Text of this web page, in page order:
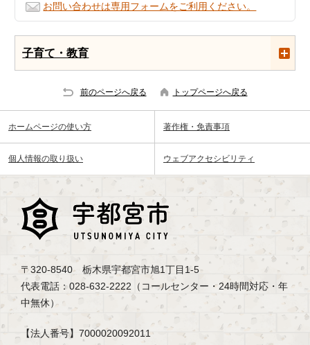
お問い合わせは専用フォームをご利用ください。
子育て・教育
前のページへ戻る トップページへ戻る
ホームページの使い方 著作権・免責事項
個人情報の取り扱い ウェブアクセシビリティ
〒320-8540 栃木県宇都宮市旭1丁目1-5
代表電話：028-632-2222（コールセンター・24時間対応・年
中無休）
【法人番号】7000020092011